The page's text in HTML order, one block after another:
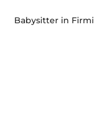
Babysitter in